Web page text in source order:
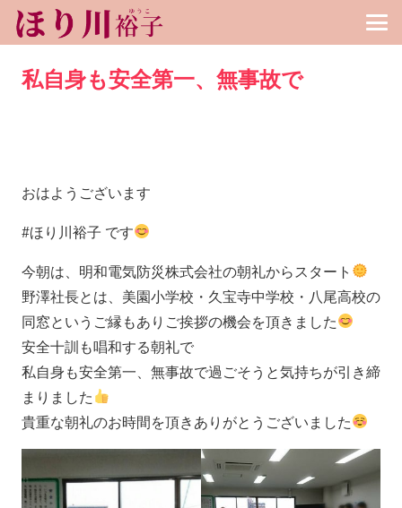
私自身も安全第一、無事故で
おはようございます
#ほり川裕子 です
今朝は、明和電気防災株式会社の朝礼からスタート
野澤社長とは、美園小学校・久宝寺中学校・八尾高校の
同窓というご縁もありご挨拶の機会を頂きました
安全十訓も唱和する朝礼で
私自身も安全第一、無事故で過ごそうと気持ちが引き締
まりました
貴重な朝礼のお時間を頂きありがとうございました